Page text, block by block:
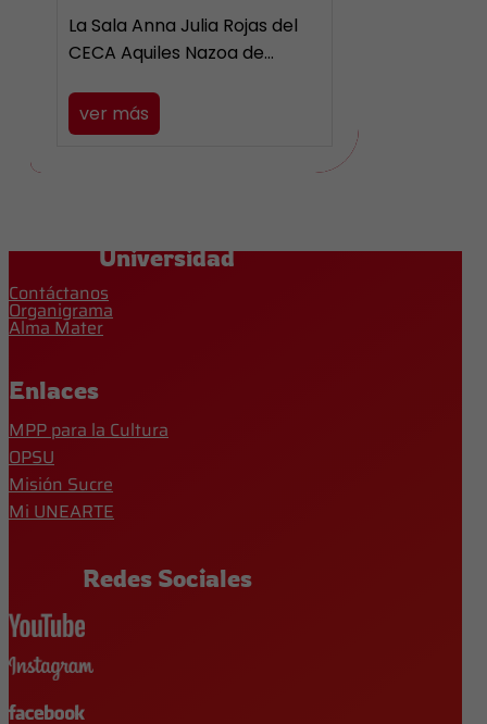
La Sala Anna Julia Rojas del
CECA Aquiles Nazoa de…
ver más
Universidad
Contáctanos
Organigrama
Alma Mater
Enlaces
MPP para la Cultura
OPSU
Misión Sucre
Mi UNEARTE
Redes Sociales